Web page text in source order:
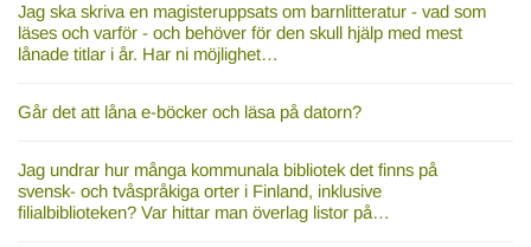
Jag ska skriva en magisteruppsats om barnlitteratur - vad som
läses och varför - och behöver för den skull hjälp med mest
lånade titlar i år. Har ni möjlighet…
Går det att låna e-böcker och läsa på datorn?
Jag undrar hur många kommunala bibliotek det finns på
svensk- och tvåspråkiga orter i Finland, inklusive
filialbiblioteken? Var hittar man överlag listor på…